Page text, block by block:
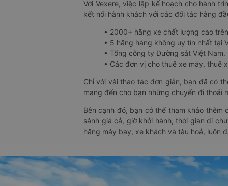
Với Vexere, việc lập kế hoạch cho hành
kết nối hành khách với các đối tác hàng
• 2000+ hãng xe chất lượng cao
• 5 hãng hàng không uy tín nhất tại
• Tổng công ty Đường sắt Việt Nam.
• Các đơn vị cho thuê xe máy, thuê
Chỉ với vài thao tác đơn giản, bạn đã có
mang đến cho bạn những chuyến đi thoải
Bên cạnh đó, bạn có thể tham khảo thêm
sánh giá cả, giờ khởi hành, thời gian di
hãng máy bay, xe khách và tàu hoả, luôn